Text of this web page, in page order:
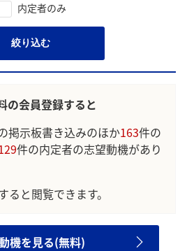
内定者のみ
絞り込む
の会員登録すると
掲示板書き込みのほか163件の
件の内定者の志望動機があり
ると閲覧できます。
機を見る(無料)